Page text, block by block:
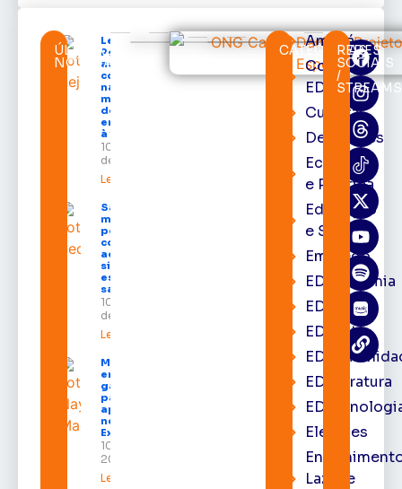
ÚLTIMAS
NOTÍCIAS
Lei Maria da
Penha chega
aos 20 anos
com avanços
na proteção às
mulheres e
desafios no
enfrentamento
à violência
10 de agosto
de 2026
Leia mais »
Salário-
maternidade
pode ser
concedido
ao pai em
situações
específicas;
saiba quais
10 de agosto
de 2026
Leia mais »
Mais de 40
empreendedores
ganham espaço
para vender e
apresentar seus
negócios na
Expofeira 2026
10 de agosto de
2026
Leia mais »
CATEGORIAS
Amapá
Cortes
EDcast
Cultura
Destaques
Economia
e Política
Educação
e Saúde
Emprego
EDacademia
EDbrasília
EDcast
EDliteratura
Eleições
Lazer e
REDES
SOCIAIS
/
STREAMS